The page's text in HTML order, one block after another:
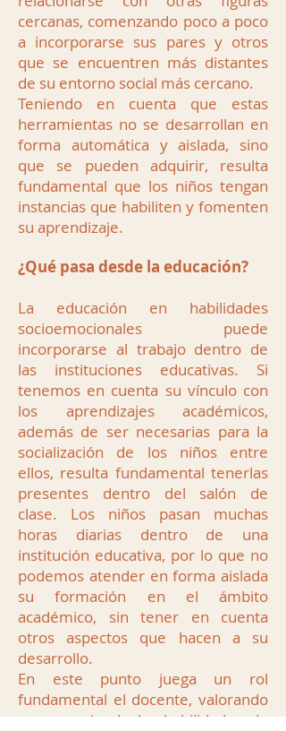
cercanas, comenzando poco a poco
a incorporarse sus pares y otros
que se encuentren más distantes
de su entorno social más cercano.
Teniendo en cuenta que estas
herramientas no se desarrollan en
forma automática y aislada, sino
que se pueden adquirir, resulta
fundamental que los niños tengan
instancias que habiliten y fomenten
su aprendizaje.
¿Qué pasa desde la educación?
La educación en habilidades
socioemocionales puede
incorporarse al trabajo dentro de
las instituciones educativas. Si
tenemos en cuenta su vínculo con
los aprendizajes académicos,
además de ser necesarias para la
socialización de los niños entre
ellos, resulta fundamental tenerlas
presentes dentro del salón de
clase. Los niños pasan muchas
horas diarias dentro de una
institución educativa, por lo que no
podemos atender en forma aislada
su formación en el ámbito
académico, sin tener en cuenta
otros aspectos que hacen a su
desarrollo.
En este punto juega un rol
fundamental el docente, valorando
y reconociendo las habilidades de